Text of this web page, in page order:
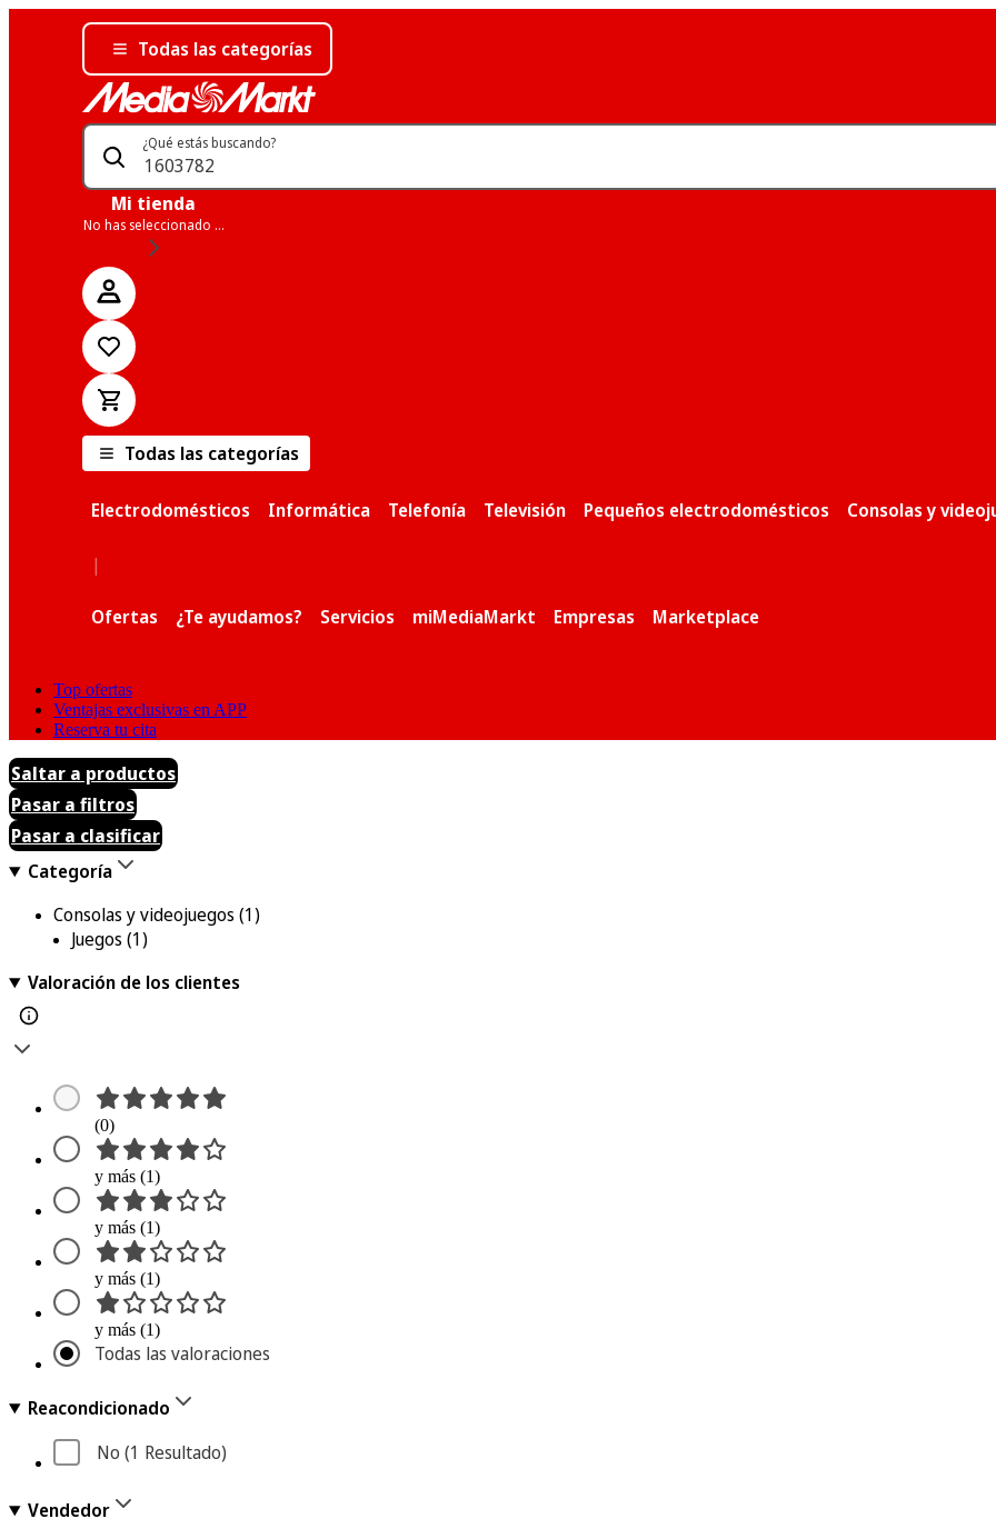
Todas las categorías
¿Qué estás buscando?
Mi tienda
No has seleccionado una tienda
Todas las categorías
Electrodomésticos Informática Telefonía Televisión Pequeños electrodomésticos Consolas y
|
Ofertas ¿Te ayudamos? Servicios miMediaMarkt Empresas Marketplace
Top ofertas
Ventajas exclusivas en APP
Reserva tu cita
Saltar a productos
Pasar a filtros
Pasar a clasificar
Categoría
Consolas y videojuegos (1)
Juegos (1)
Valoración de los clientes
(0)
y más (1)
y más (1)
y más (1)
y más (1)
Todas las valoraciones
Reacondicionado
No (1 Resultado)
Vendedor